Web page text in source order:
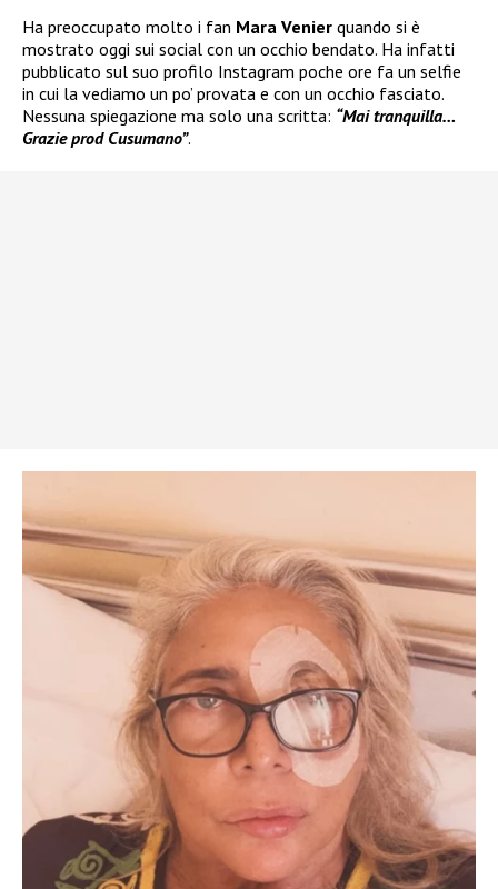
Ha preoccupato molto i fan Mara Venier quando si è
mostrato oggi sui social con un occhio bendato. Ha infatti
pubblicato sul suo profilo Instagram poche ore fa un selfie
in cui la vediamo un po’ provata e con un occhio fasciato.
Nessuna spiegazione ma solo una scritta: “Mai tranquilla…
Grazie prod Cusumano”.